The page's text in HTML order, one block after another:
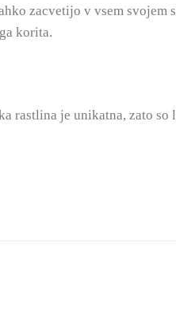
zacvetijo v vsem svojem
korita.
rastlina je unikatna, zato